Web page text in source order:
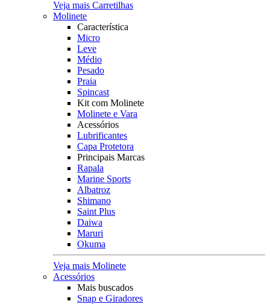
Veja mais Carretilhas
Molinete
Característica
Micro
Leve
Médio
Pesado
Praia
Spincast
Kit com Molinete
Molinete e Vara
Acessórios
Lubrificantes
Capa Protetora
Principais Marcas
Rapala
Marine Sports
Albatroz
Shimano
Saint Plus
Daiwa
Maruri
Okuma
Veja mais Molinete
Acessórios
Mais buscados
Snap e Giradores